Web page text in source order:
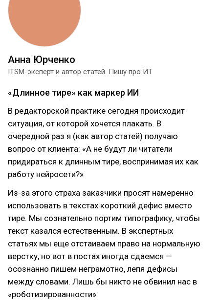
Анна Юрченко
ITSM-эксперт и автор статей. Пишу про ИТ
«Длинное тире» как маркер ИИ
В редакторской практике сегодня происходит
ситуация, от которой хочется плакать. В
очередной раз я (как автор статей) получаю
вопрос от клиента: «А не будут ли читатели
придираться к длинным тире, воспринимая их как
работу нейросети?»
Из-за этого страха заказчики просят намеренно
использовать в текстах короткий дефис вместо
тире. Мы сознательно портим типографику, чтобы
текст казался естественным. В экспертных
статьях мы еще отстаиваем право на нормальную
верстку, но вот в постах иногда сдаемся —
осознанно пишем неграмотно, лепя дефисы
между словами. Лишь бы никто не обвинил нас в
«роботизированности».